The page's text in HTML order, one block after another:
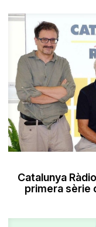
Catalunya
primera sèrie